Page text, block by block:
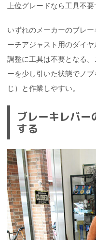
上位グレードなら工具不
いずれのメーカーのブレ
ーチアジャスト用のダイヤ
調整に工具は不要となる
ーを少し引いた状態でノ
じ）と作業しやすい。
ブレーキレバ
する